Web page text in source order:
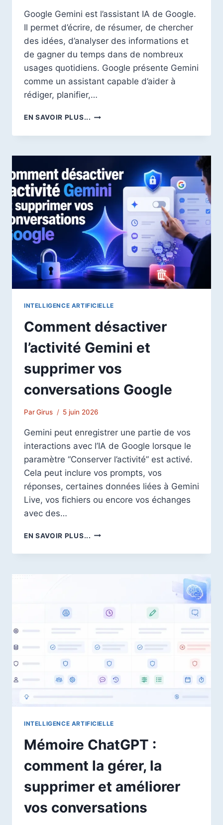
Google Gemini est l’assistant IA de Google.
Il permet d’écrire, de résumer, de chercher
des idées, d’analyser des informations et
de gagner du temps dans de nombreux
usages quotidiens. Google présente Gemini
comme un assistant capable d’aider à
rédiger, planifier,…
EN SAVOIR PLUS... MEILLEURES
À
GEMINI
EN
2026
:
QUEL
OUTIL
IA
CHOISIR
?
INTELLIGENCE ARTIFICIELLE
Comment désactiver
l’activité Gemini et
supprimer vos
conversations Google
ParGirus 5 juin 2026
Gemini peut enregistrer une partie de vos
interactions avec l’IA de Google lorsque le
paramètre “Conserver l’activité” est activé.
Cela peut inclure vos prompts, vos
réponses, certaines données liées à Gemini
Live, vos fichiers ou encore vos échanges
avec des…
EN SAVOIR PLUS... COMMENT
L’ACTIVITÉ
GOOGLE
INTELLIGENCE ARTIFICIELLE
Mémoire ChatGPT :
comment la gérer, la
supprimer et améliorer
vos conversations